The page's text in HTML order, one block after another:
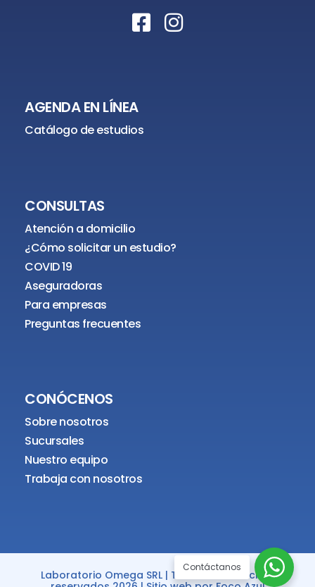
AGENDA EN LÍNEA
Catálogo de estudios
CONSULTAS
Atención a domicilio
¿Cómo solicitar un estudio?
COVID 19
Aseguradoras
Para empresas
Preguntas frecuentes
CONÓCENOS
Sobre nosotros
Sucursales
Nuestro equipo
Trabaja con nosotros
Laboratorio Omega SRL | Todos los derechos
Contáctanos